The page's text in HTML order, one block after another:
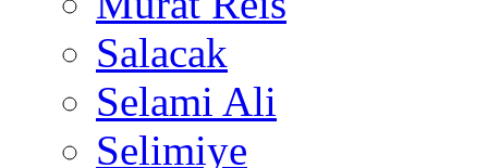
Salacak
Selami Ali
Selimiye